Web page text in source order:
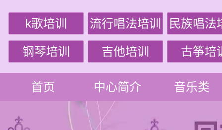
k歌培训 流行唱法培训 民族唱法
钢琴培训 吉他培训 古筝培
首页 中心简介 音乐类